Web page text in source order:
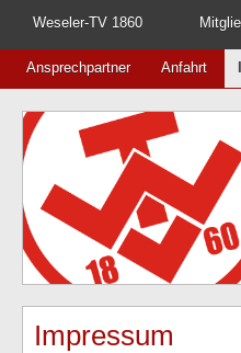
Weseler-TV 1860
Ansprechpartner Anfahrt
Impressum